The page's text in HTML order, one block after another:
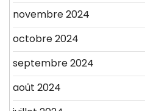
novembre 2024
octobre 2024
septembre 2024
août 2024